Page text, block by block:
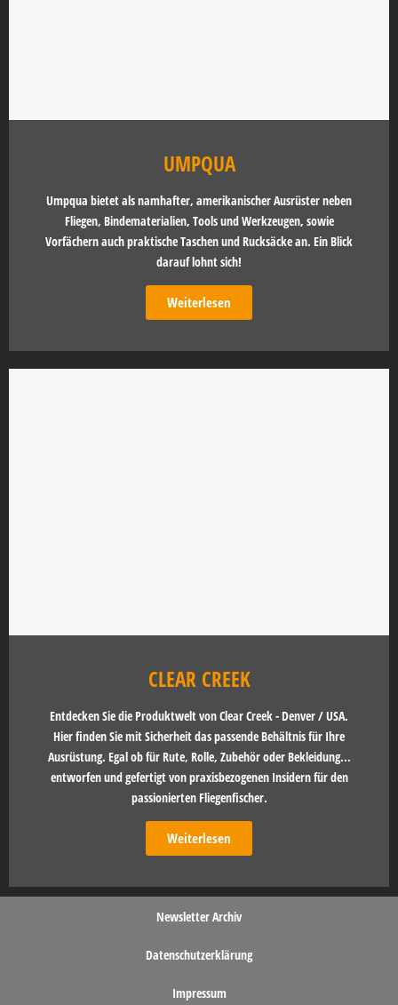
UMPQUA
Umpqua bietet als namhafter, amerikanischer Ausrüster neben
Fliegen, Bindematerialien, Tools und Werkzeugen, sowie
Vorfächern auch praktische Taschen und Rucksäcke an. Ein Blick
darauf lohnt sich!
Weiterlesen
CLEAR CREEK
Entdecken Sie die Produktwelt von Clear Creek - Denver / USA.
Hier finden Sie mit Sicherheit das passende Behältnis für Ihre
Ausrüstung. Egal ob für Rute, Rolle, Zubehör oder Bekleidung...
entworfen und gefertigt von praxisbezogenen Insidern für den
passionierten Fliegenfischer.
Weiterlesen
Newsletter Archiv
Datenschutzerklärung
Impressum